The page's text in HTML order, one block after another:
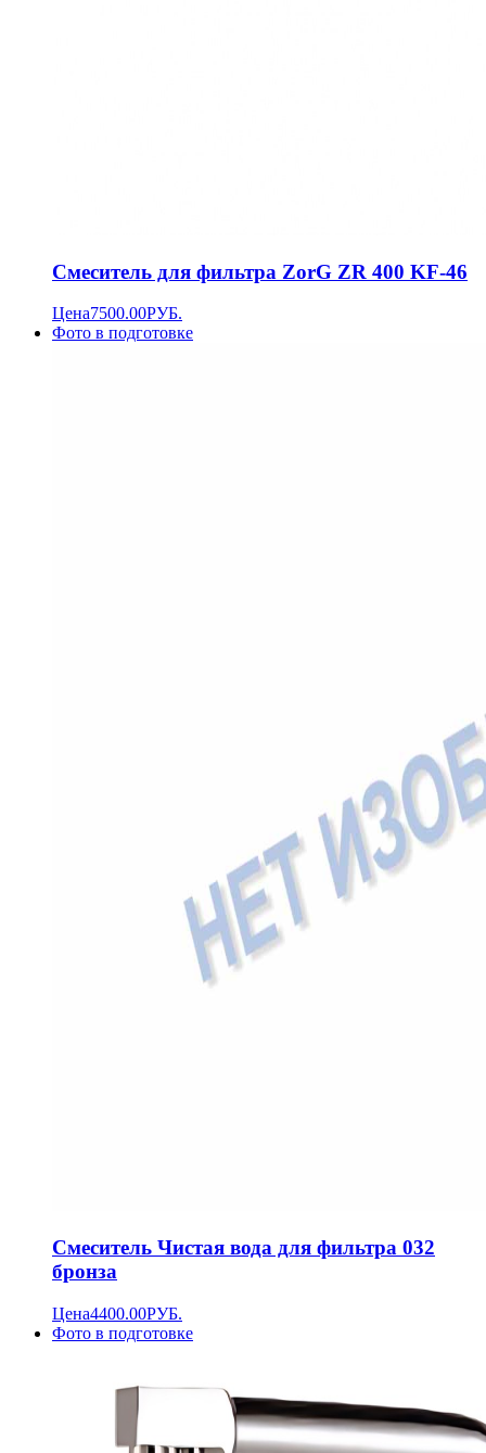
Смеситель для фильтра ZorG ZR 400 KF-46
Цена7500.00РУБ.
Фото в подготовке
Смеситель Чистая вода для фильтра 032
бронза
Цена4400.00РУБ.
Фото в подготовке